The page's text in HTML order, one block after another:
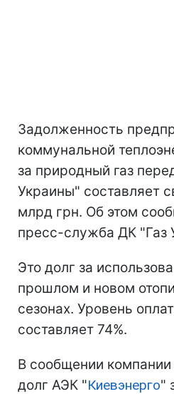
Задолженность
коммунальной
за природный газ
Украины" составляет
млрд грн. Об этом
пресс-служба ДК "Газ
Это долг за
прошлом и новом
сезонах. Уровень
составляет 74%.
В сообщении компании
долг АЭК "Киевэнерго"